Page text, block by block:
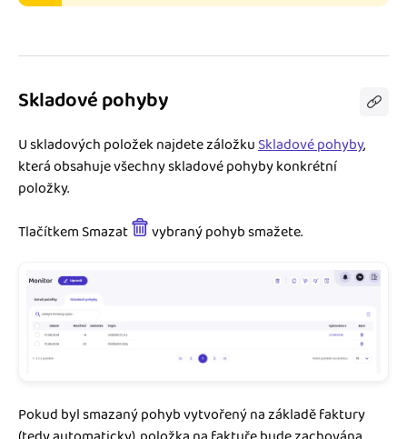
Skladové pohyby
U skladových položek najdete záložkuSkladové pohyby,
která obsahuje všechny skladové pohyby konkrétní
položky.
Tlačítkem Smazat
vybraný pohyb smažete.
Pokud byl smazaný pohyb vytvořený na základě faktury